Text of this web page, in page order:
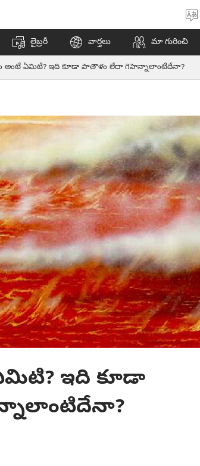
లైబ్రరీ వార్తలు మా గురించి
అంటే ఏమిటి? ఇది కూడా పాతాళం లేదా గెహెన్నాలాంటిదేనా?
ఇది కూడా